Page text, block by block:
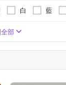
愛華 FOX
PUSH!
白 藍
夾
瓶 酒架
部